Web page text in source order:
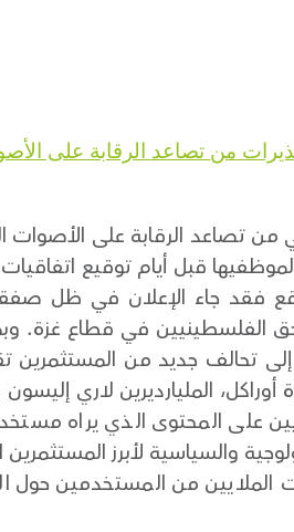
من تصاعد الرقابة على
من تصاعد الرقابة على
قبل أيام توقيع
فقد جاء الإعلان في ظل صفقة
بحق الفلسطينيين في قطاع
إلى تحالف جديد من المستثمرين
المليارديرين لاري
على المحتوى الذي يراه
والسياسية لأبرز
الملايين من المستخدمين حول